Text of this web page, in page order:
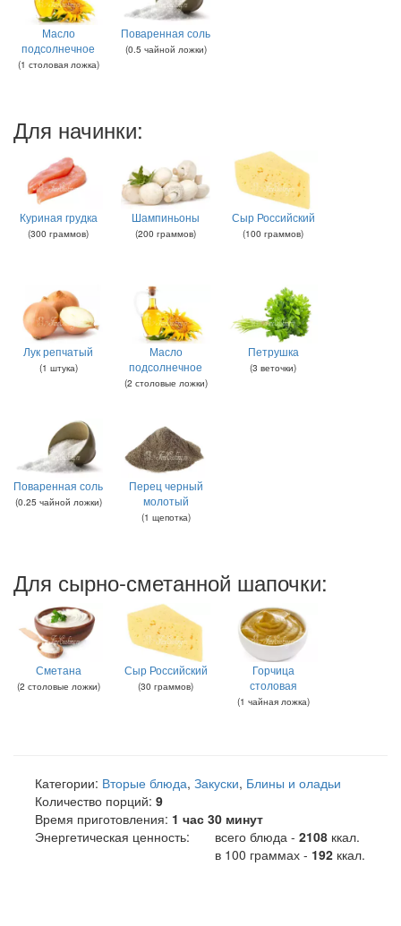
Масло
подсолнечное
(1 столовая ложка)
Поваренная соль
(0.5 чайной ложки)
Для начинки:
Куриная грудка
(300 граммов)
Шампиньоны
(200 граммов)
Сыр Российский
(100 граммов)
Лук репчатый
(1 штука)
Масло
подсолнечное
(2 столовые ложки)
Петрушка
(3 веточки)
Поваренная соль
(0.25 чайной ложки)
Перец черный
молотый
(1 щепотка)
Для сырно-сметанной шапочки:
Сметана
(2 столовые ложки)
Сыр Российский
(30 граммов)
Горчица
столовая
(1 чайная ложка)
Категории: Вторые блюда, Закуски, Блины и оладьи
Количество порций: 9
Время приготовления: 1 час 30 минут
Энергетическая ценность:
всего блюда - 2108 ккал.
в 100 граммах - 192 ккал.